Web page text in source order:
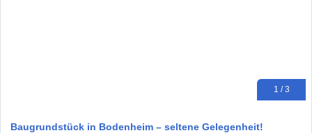
1 / 3
Baugrundstück in Bodenheim – seltene Gelegenheit!